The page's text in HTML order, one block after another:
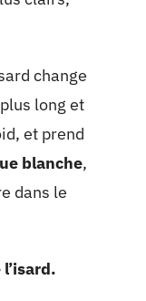
change
long et
et prend
blanche,
dans le